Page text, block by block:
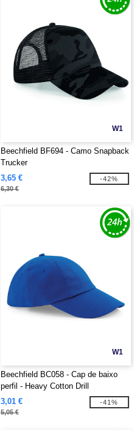
W1
Beechfield BF694 - Camo Snapback
Trucker
3,65 €
6,30 €
-42%
W1
Beechfield BC058 - Cap de baixo
perfil - Heavy Cotton Drill
3,01 €
5,05 €
-41%